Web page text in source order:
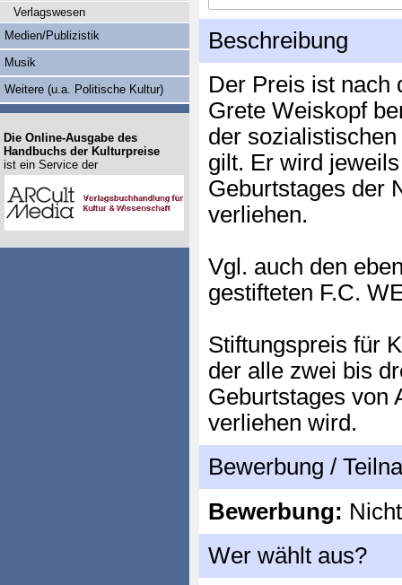
Beschreibung
Der Preis ist nach
Grete Weiskopf
der
gilt. Er wird
Geburtstages der
verliehen.
Vgl. auch den
gestifteten F.C.
Stiftungspreis für
der alle zwei bis
Geburtstages von
verliehen wird.
Bewerbung /
Bewerbung:
Wer wählt aus?
Verlagswesen
Medien/Publizistik
Musik
Weitere (u.a. Politische Kultur)
Die Online-Ausgabe des
Handbuchs der Kulturpreise
ist ein Service der